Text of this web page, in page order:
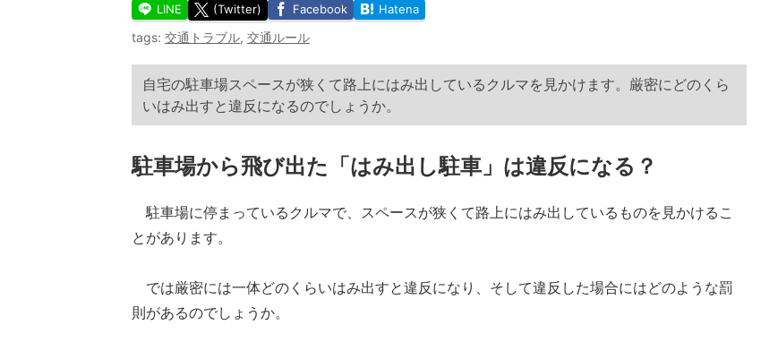
LINE (Twitter) Facebook Hatena
tags: 交通トラブル, 交通ルール
自宅の駐車場スペースが狭くて路上にはみ出しているクルマを見かけます。厳密にどのくら
いはみ出すと違反になるのでしょうか。
駐車場から飛び出た「はみ出し駐車」は違反になる？
駐車場に停まっているクルマで、スペースが狭くて路上にはみ出しているものを見かけるこ
とがあります。
では厳密には一体どのくらいはみ出すと違反になり、そして違反した場合にはどのような罰
則があるのでしょうか。